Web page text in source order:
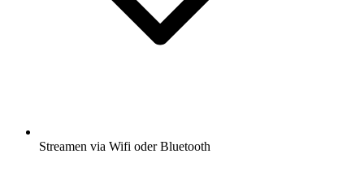
Streamen via Wifi oder Bluetooth